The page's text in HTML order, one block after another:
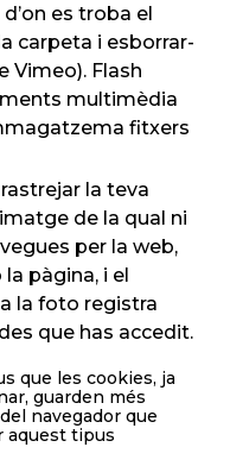
es troba el
carpeta i esborrar-
Vimeo). Flash
multimèdia
fitxers
la teva
de la qual ni
per la web,
pàgina, i el
la foto registra
que has accedit.
que les cookies, ja
guarden més
navegador que
aquest tipus